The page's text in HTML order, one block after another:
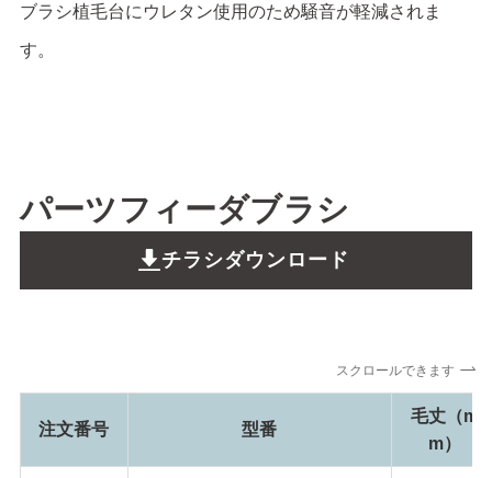
ブラシ植毛台にウレタン使用のため騒音が軽減されま
す。
パーツフィーダブラシ
チラシダウンロード
スクロールできます
注文番号 型番
毛丈（m
m）